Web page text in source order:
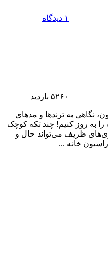
۱ دیدگاه
۵۲۶۰ بازدید
نگاهی به ترندها و مدهای
و خانه را به روز کنیم! چند تکه کوچک
ظریف می‌تواند حال و
خانه ...